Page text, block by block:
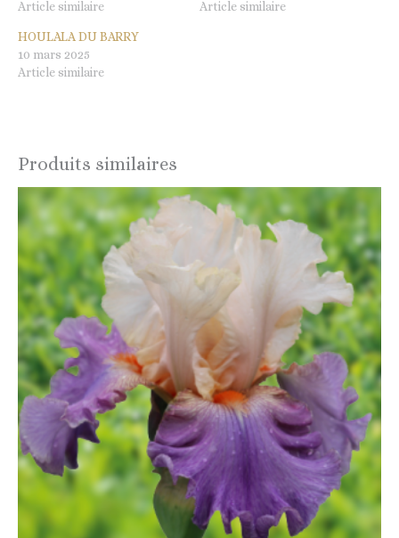
Article similaire
Article similaire
HOULALA DU BARRY
10 mars 2025
Article similaire
Produits similaires